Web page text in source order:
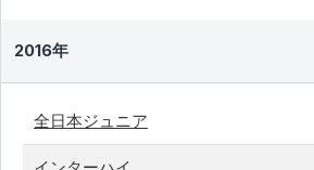
2016年
全日本ジュニア